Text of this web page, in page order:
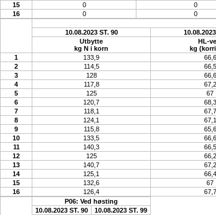
15
0 0
16
0 0
10.08.2023 ST. 90
Utbytte
kg N i korn
HL-
kg
1
133,9 66,6
2
114,5 66,5
3
128 66,6
4
117,8 67,2
5
125 67
6
120,7 68,3
7
118,1 67,7
8
124,1 67,1
9
115,8 65,6
10
133,5 66,6
11
140,3 66,5
12
125 66,2
13
140,7 67,2
14
125,1 66,4
15
132,6 67
16
126,4 67,7
P06: Ved høsting
10.08.2023 ST. 90
10.08.2023 ST. 99